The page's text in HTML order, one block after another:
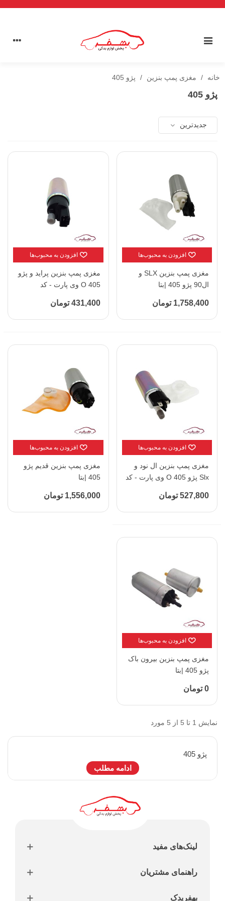
خانه / مغزی پمپ بنزین / پژو 405
پژو 405
جدیدترین
افزودن به محبوب‌ها
مغزی پمپ بنزین SLX و
ال90 پژو 405 |بتا
1,758,400 تومان
افزودن به محبوب‌ها
مغزی پمپ بنزین پراید و پژو
405 O وی پارت - کد
431,400 تومان
افزودن به محبوب‌ها
مغزی پمپ بنزین ال نود و
Slx پژو 405 O وی پارت - کد
527,800 تومان
افزودن به محبوب‌ها
مغزی پمپ بنزین قدیم پژو
405 |بتا
1,556,000 تومان
افزودن به محبوب‌ها
مغزی پمپ بنزین بیرون باک
پژو 405 |بتا
0 تومان
نمایش 1 تا 5 از 5 مورد
پژو 405
ادامه مطلب
لینک‌های مفید
راهنمای مشتریان
بهفریدک